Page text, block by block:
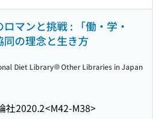
ロマンと挑戦 : 「働・学・
同の理念と生き方
社2020.2<M42-M38>
Diet Library Other Libraries in Japan